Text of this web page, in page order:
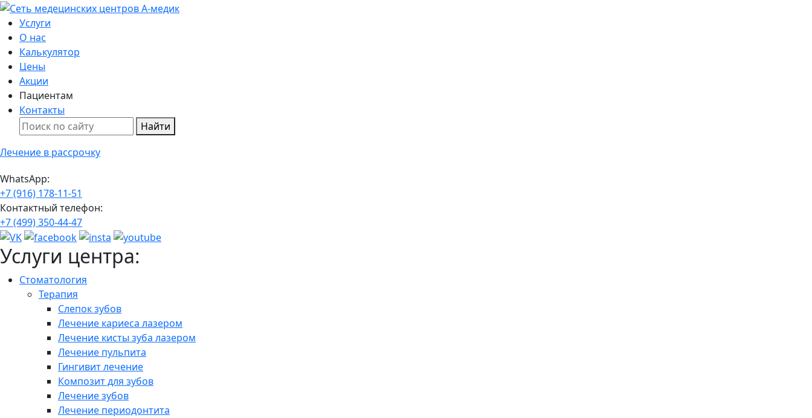
Услуги
О нас
Калькулятор
Цены
Акции
Пациентам
Контакты
Найти
Лечение в рассрочку
WhatsApp:
+7 (916) 178-11-51
Контактный телефон:
+7 (499) 350-44-47
Услуги центра:
Cтоматология
Терапия
Слепок зубов
Лечение кариеса лазером
Лечение кисты зуба лазером
Лечение пульпита
Гингивит лечение
Композит для зубов
Лечение зубов
Лечение периодонтита